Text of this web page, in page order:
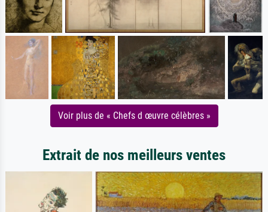
Voir plus de « Chefs d œuvre célèbres »
Extrait de nos meilleurs ventes